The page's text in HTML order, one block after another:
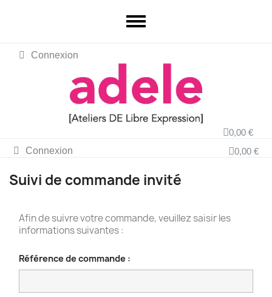
Connexion
0,00 €
Connexion
0,00 €
Suivi de commande invité
Afin de suivre votre commande, veuillez saisir les
informations suivantes :
Référence de commande :